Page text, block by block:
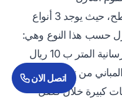
تختلف أنواع و مواد العزل للاسطح، حيث يوجد 3 أنواع
حسب هذا النوع وهي:
سعر العزل المائي للاسطح الخرسانية المتر ب 10 ريال
يحمي المباني من تسربات المياه
كبيرة خلال فصل
اتصل الان